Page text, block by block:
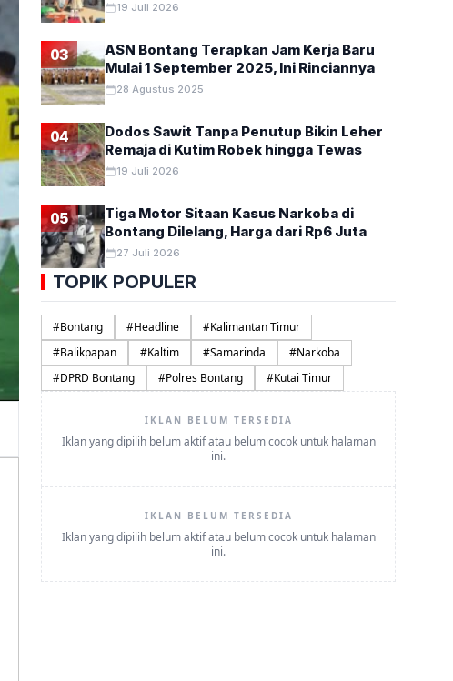
19 Juli 2026
03
ASN Bontang Terapkan Jam Kerja Baru
Mulai 1 September 2025, Ini Rinciannya
28 Agustus 2025
04
Dodos Sawit Tanpa Penutup Bikin Leher
Remaja di Kutim Robek hingga Tewas
19 Juli 2026
05
Tiga Motor Sitaan Kasus Narkoba di
Bontang Dilelang, Harga dari Rp6 Juta
27 Juli 2026
TOPIK POPULER
#Bontang #Headline #Kalimantan Timur
#Balikpapan #Kaltim #Samarinda #Narkoba
#DPRD Bontang #Polres Bontang #Kutai Timur
IKLAN BELUM TERSEDIA
Iklan yang dipilih belum aktif atau belum cocok untuk halaman
ini.
IKLAN BELUM TERSEDIA
Iklan yang dipilih belum aktif atau belum cocok untuk halaman
ini.